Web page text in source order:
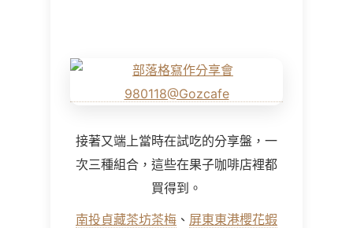
接著又端上當時在試吃的分享盤，一
次三種組合，這些在果子咖啡店裡都
買得到。
南投貞藏茶坊茶梅 、 屏東東港櫻花蝦